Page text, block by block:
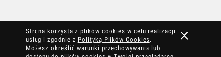
Strona korzysta z plików cookies w celu realizacji
usług i zgodnie z Polityką Plików Cookies.
Możesz określić warunki przechowywania lub